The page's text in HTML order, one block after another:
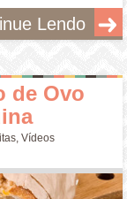
Lendo
de Ovo
,Vídeos